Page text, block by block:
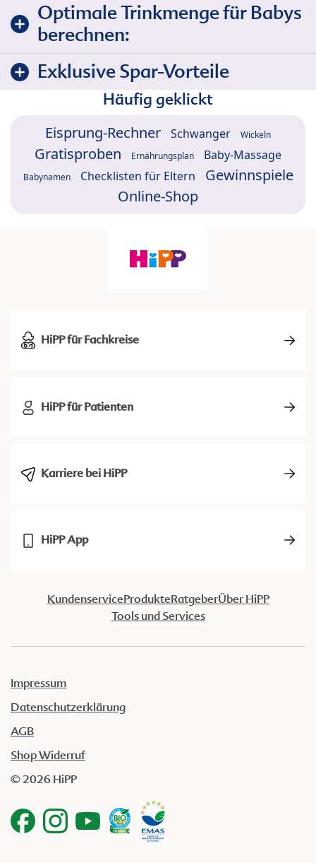
Optimale Trinkmenge für Babys
berechnen:
Exklusive Spar-Vorteile
Häufig geklickt
Eisprung-Rechner Schwanger Wickeln
Gratisproben Ernährungsplan Baby-Massage
Babynamen Checklisten für Eltern
Gewinnspiele
Online-Shop
HiPP für Fachkreise
HiPP für Patienten
Karriere bei HiPP
HiPP App
KundenserviceProdukteRatgeberÜber HiPP
Tools und Services
Impressum
Datenschutzerklärung
AGB
Shop Widerruf
© 2026 HiPP